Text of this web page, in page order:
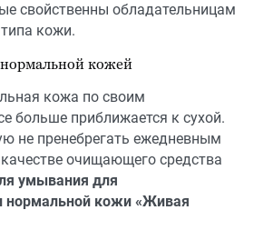
свойственны обладательницам
кожи.
кожей
кожа по своим
больше приближается к сухой.
не пренебрегать ежедневным
очищающего средства
умывания для
нормальной кожи «Живая